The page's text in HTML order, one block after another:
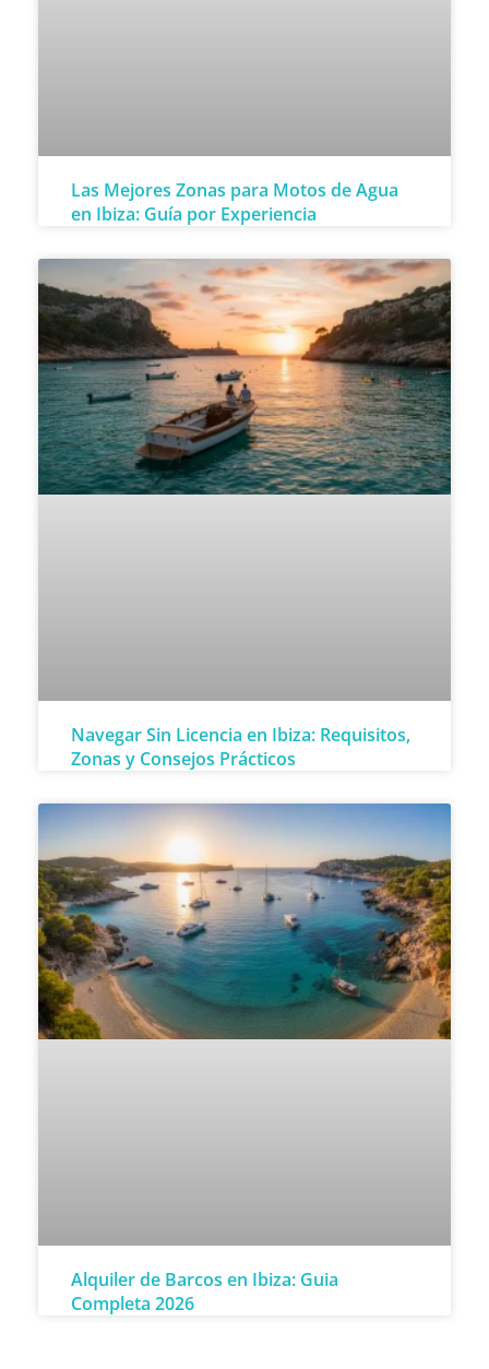
Las Mejores Zonas para Motos de Agua
en Ibiza: Guía por Experiencia
Navegar Sin Licencia en Ibiza: Requisitos,
Zonas y Consejos Prácticos
Alquiler de Barcos en Ibiza: Guia
Completa 2026